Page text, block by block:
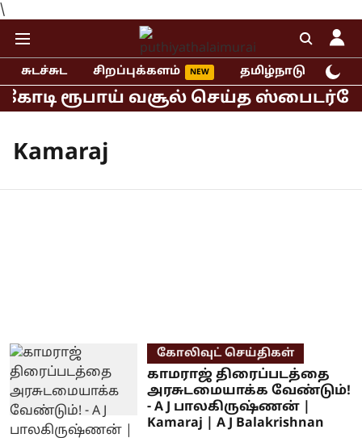
\
சுடச்சுட சிறப்புக்களம் தமிழ்நாடு
ரூபாய் வசூல் செய்த
Kamaraj
கோலிவுட் செய்திகள்
காமராஜ் திரைப்படத்தை
அரசுடமையாக்க வேண்டும்!
- A J பாலகிருஷ்ணன் |
Kamaraj | A J Balakrishnan